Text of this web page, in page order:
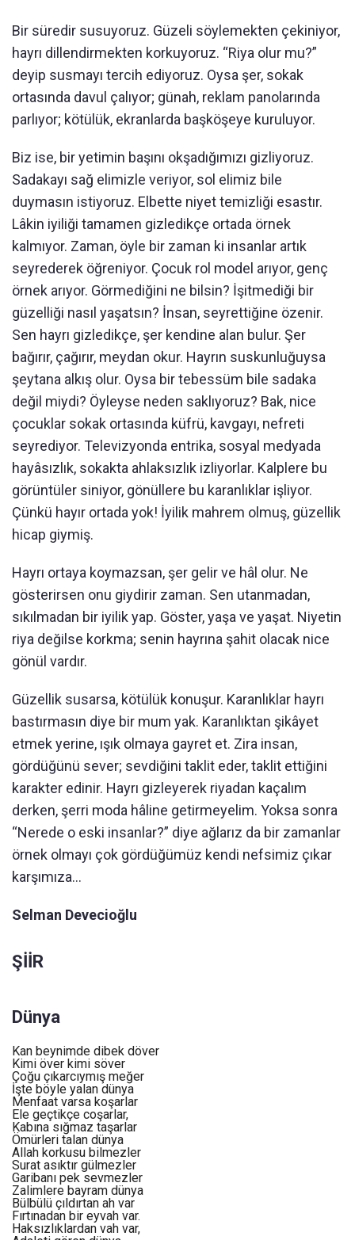
Bir süredir susuyoruz. Güzeli söylemekten çekiniyor,
hayrı dillendirmekten korkuyoruz. “Riya olur mu?”
deyip susmayı tercih ediyoruz. Oysa şer, sokak
ortasında davul çalıyor; günah, reklam panolarında
parlıyor; kötülük, ekranlarda başköşeye kuruluyor.
Biz ise, bir yetimin başını okşadığımızı gizliyoruz.
Sadakayı sağ elimizle veriyor, sol elimiz bile
duymasın istiyoruz. Elbette niyet temizliği esastır.
Lâkin iyiliği tamamen gizledikçe ortada örnek
kalmıyor. Zaman, öyle bir zaman ki insanlar artık
seyrederek öğreniyor. Çocuk rol model arıyor, genç
örnek arıyor. Görmediğini ne bilsin? İşitmediği bir
güzelliği nasıl yaşatsın? İnsan, seyrettiğine özenir.
Sen hayrı gizledikçe, şer kendine alan bulur. Şer
bağırır, çağırır, meydan okur. Hayrın suskunluğuysa
şeytana alkış olur. Oysa bir tebessüm bile sadaka
değil miydi? Öyleyse neden saklıyoruz? Bak, nice
çocuklar sokak ortasında küfrü, kavgayı, nefreti
seyrediyor. Televizyonda entrika, sosyal medyada
hayâsızlık, sokakta ahlaksızlık izliyorlar. Kalplere bu
görüntüler siniyor, gönüllere bu karanlıklar işliyor.
Çünkü hayır ortada yok! İyilik mahrem olmuş, güzellik
hicap giymiş.
Hayrı ortaya koymazsan, şer gelir ve hâl olur. Ne
gösterirsen onu giydirir zaman. Sen utanmadan,
sıkılmadan bir iyilik yap. Göster, yaşa ve yaşat. Niyetin
riya değilse korkma; senin hayrına şahit olacak nice
gönül vardır.
Güzellik susarsa, kötülük konuşur. Karanlıklar hayrı
bastırmasın diye bir mum yak. Karanlıktan şikâyet
etmek yerine, ışık olmaya gayret et. Zira insan,
gördüğünü sever; sevdiğini taklit eder, taklit ettiğini
karakter edinir. Hayrı gizleyerek riyadan kaçalım
derken, şerri moda hâline getirmeyelim. Yoksa sonra
“Nerede o eski insanlar?” diye ağlarız da bir zamanlar
örnek olmayı çok gördüğümüz kendi nefsimiz çıkar
karşımıza…
Selman Devecioğlu
ŞİİR
Dünya
Kan beynimde dibek döver
Kimi över kimi söver
Çoğu çıkarcıymış meğer
İşte böyle yalan dünya
Menfaat varsa koşarlar
Ele geçtikçe coşarlar,
Kabına sığmaz taşarlar
Ömürleri talan dünya
Allah korkusu bilmezler
Surat asıktır gülmezler
Garibanı pek sevmezler
Zalimlere bayram dünya
Bülbülü çıldırtan ah var
Fırtınadan bir eyvah var.
Haksızlıklardan vah var,